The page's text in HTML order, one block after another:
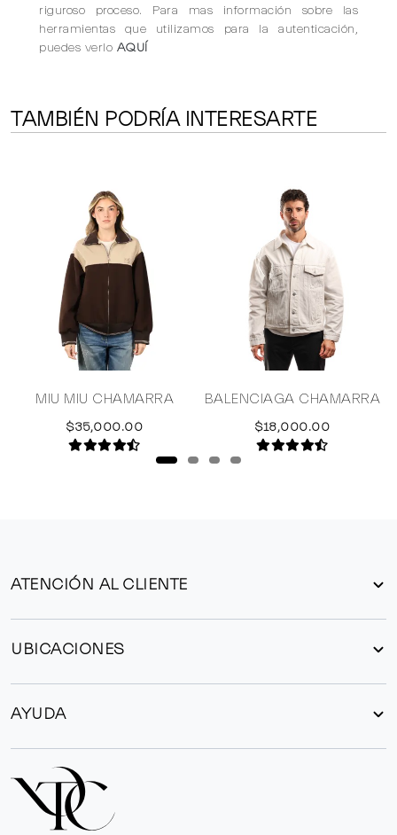
riguroso proceso. Para mas información sobre las
herramientas que utilizamos para la autenticación,
puedes verlo AQUÍ
TAMBIÉN PODRÍA INTERESARTE
MIU MIU CHAMARRA
$35,000.00
BALENCIAGA CHAMARRA
$18,000.00
ATENCIÓN AL CLIENTE
UBICACIONES
AYUDA